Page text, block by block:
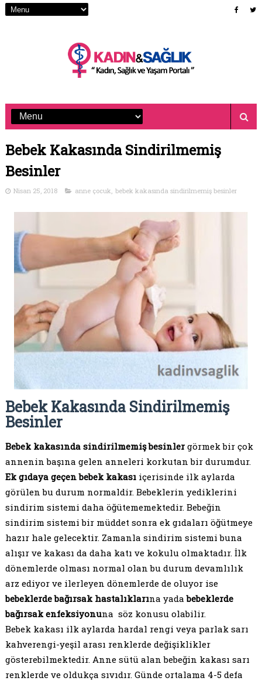
Bebek Kakasında Sindirilmemiş
Besinler
Nisan 25, 2018 anne çocuk, bebek kakasında sindirilmemiş besinler
Bebek Kakasında Sindirilmemiş
Besinler
Bebek kakasında sindirilmemiş besinlergörmek bir çok
annenin başına gelen anneleri korkutan bir durumdur.
Ek gıdaya geçen bebek kakasıiçerisinde ilk aylarda
görülen bu durum normaldir. Bebeklerin yediklerini
sindirim sistemi daha öğütememektedir. Bebeğin
sindirim sistemi bir müddet sonra ek gıdaları öğütmeye
hazır hale gelecektir. Zamanla sindirim sistemi buna
alışır ve kakası da daha katı ve kokulu olmaktadır. İlk
dönemlerde olması normal olan bu durum devamlılık
arz ediyor ve ilerleyen dönemlerde de oluyor ise
bebeklerde bağırsak hastalıklarına yadabebeklerde
bağırsak enfeksiyonuna söz konusu olabilir.
Bebek kakası ilk aylarda hardal rengi veya parlak sarı
kahverengi-yeşil arası renklerde değişiklikler
gösterebilmektedir. Anne sütü alan bebeğin kakası sarı
renklerde ve oldukça sıvıdır. Günde ortalama 4-5 defa